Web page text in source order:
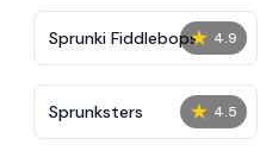
★ 4.9
Sprunki Fiddlebops
★ 4.5
Sprunksters